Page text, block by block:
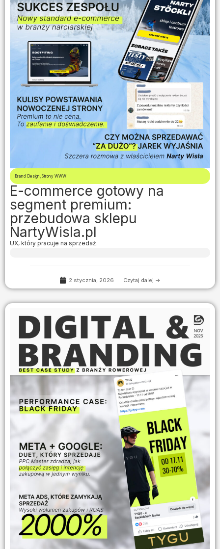
Brand Design, Strony WWW
E-commerce gotowy na
segment premium:
przebudowa sklepu
NartyWisla.pl
UX, który pracuje na sprzedaż.
2 stycznia, 2026 Czytaj dalej ->